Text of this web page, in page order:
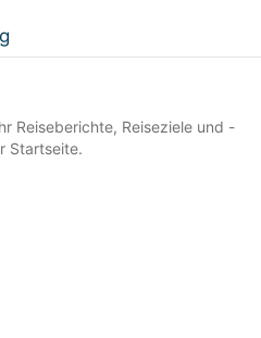
Reiseberichte, Reiseziele und -
Startseite.